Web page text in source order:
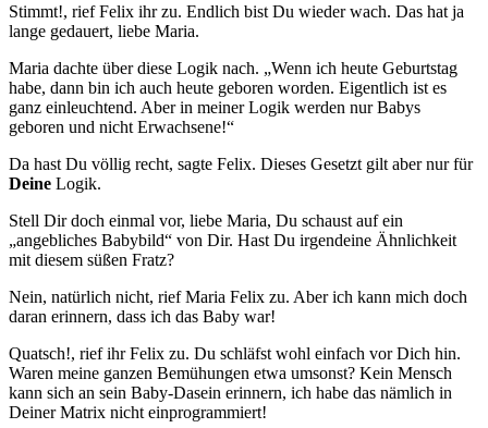
Stimmt!, rief Felix ihr zu. Endlich bist Du wieder wach. Das hat ja
lange gedauert, liebe Maria.
Maria dachte über diese Logik nach. „Wenn ich heute Geburtstag
habe, dann bin ich auch heute geboren worden. Eigentlich ist es
ganz einleuchtend. Aber in meiner Logik werden nur Babys
geboren und nicht Erwachsene!“
Da hast Du völlig recht, sagte Felix. Dieses Gesetzt gilt aber nur für
Deine Logik.
Stell Dir doch einmal vor, liebe Maria, Du schaust auf ein
„angebliches Babybild“ von Dir. Hast Du irgendeine Ähnlichkeit
mit diesem süßen Fratz?
Nein, natürlich nicht, rief Maria Felix zu. Aber ich kann mich doch
daran erinnern, dass ich das Baby war!
Quatsch!, rief ihr Felix zu. Du schläfst wohl einfach vor Dich hin.
Waren meine ganzen Be­mühun­gen etwa umsonst? Kein Mensch
kann sich an sein Baby-Dasein erinnern, ich habe das nämlich in
Deiner Matrix nicht einprogrammiert!